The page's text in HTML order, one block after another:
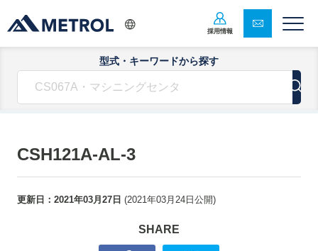
採用情報
型式・キーワードから探す
CSH121A-AL-3
更新日： 2021年03月27日 (2021年03月24日 公開)
SHARE